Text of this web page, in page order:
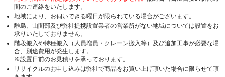
間のご連絡をいたします。
地域により、お伺いできる曜日が限られている場合がございます。
離島、山間部及び弊社提携設置業者の営業所がない地域については設置をお
承りいたしておりません。
階段搬入や特種搬入（人員増員・クレーン搬入等）及び追加工事が必要な場
合、別途費用が発生します。
※設置日前のお見積りを承っております。
リサイクルのお申し込みは弊社で商品をお買い上げ頂いた場合に限らせて頂